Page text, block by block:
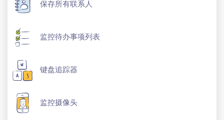
保存所有联系人
监控待办事项列表
键盘追踪器
监控摄像头